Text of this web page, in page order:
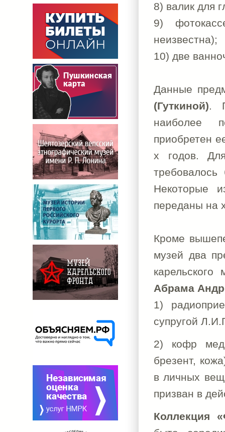
8) валик для
9)
неизвестна);
10) две
Данные
(Гуткиной).
наиболее
приобретен
х годов.
требовалось
Некоторые
переданы на
Кроме
музей два
Абрама
1)
супругой
2) кофр
брезент,
в личных
призван в
Коллекция